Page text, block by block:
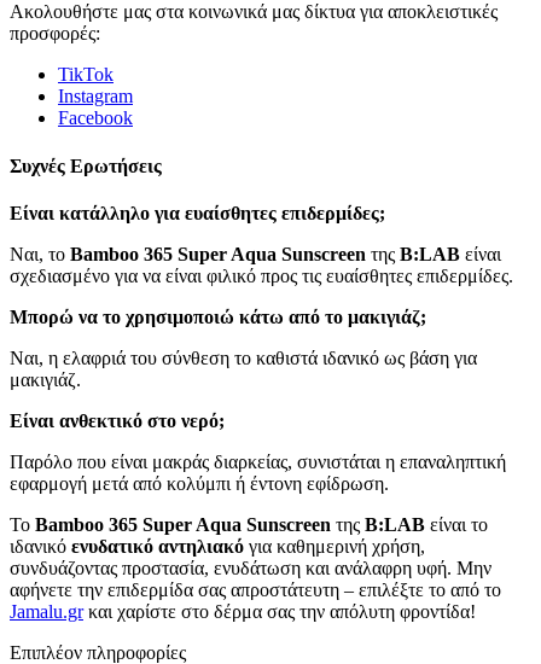
Ακολουθήστε μας στα κοινωνικά μας δίκτυα για αποκλειστικές
προσφορές:
TikTok
Instagram
Facebook
Συχνές Ερωτήσεις
Είναι κατάλληλο για ευαίσθητες επιδερμίδες;
Ναι, το Bamboo 365 Super Aqua Sunscreen της B:LAB είναι
σχεδιασμένο για να είναι φιλικό προς τις ευαίσθητες επιδερμίδες.
Μπορώ να το χρησιμοποιώ κάτω από το μακιγιάζ;
Ναι, η ελαφριά του σύνθεση το καθιστά ιδανικό ως βάση για
μακιγιάζ.
Είναι ανθεκτικό στο νερό;
Παρόλο που είναι μακράς διαρκείας, συνιστάται η επαναληπτική
εφαρμογή μετά από κολύμπι ή έντονη εφίδρωση.
Το Bamboo 365 Super Aqua Sunscreen της B:LAB είναι το
ιδανικό ενυδατικό αντηλιακό για καθημερινή χρήση,
συνδυάζοντας προστασία, ενυδάτωση και ανάλαφρη υφή. Μην
αφήνετε την επιδερμίδα σας απροστάτευτη – επιλέξτε το από το
Jamalu.grκαι χαρίστε στο δέρμα σας την απόλυτη φροντίδα!
Επιπλέον πληροφορίες